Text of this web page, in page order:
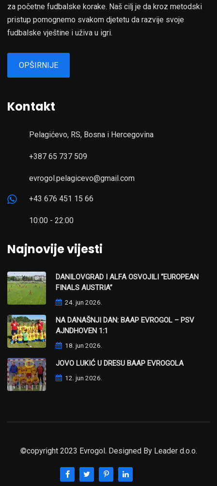
za početne fudbalske korake. Naš cilj je da kroz metodski
pristup pomognemo svakom djetetu da razvije svoje
fudbalske vještine i uživa u igri.
OPŠIRNIJE
Kontakt
Pelagićevo, RS, Bosna i Hercegovina
+387 65 737 509
evrogol.pelagicevo@gmail.com
+43 676 451 15 66
10:00 - 22:00
Najnovije vijesti
DANILOVGRAD I ALFA OSVOJILI “EUROPEAN
FINALS AUSTRIA”
24. jun 2026.
NA DANAŠNJI DAN: BAAP EVROGOL – PSV
AJNDHOVEN 1:1
18. jun 2026.
JOVO LUKIĆ U DRESU BAAP EVROGOLA
12. jun 2026.
©copyright 2023 Evrogol. Designed By Leader d.o.o.